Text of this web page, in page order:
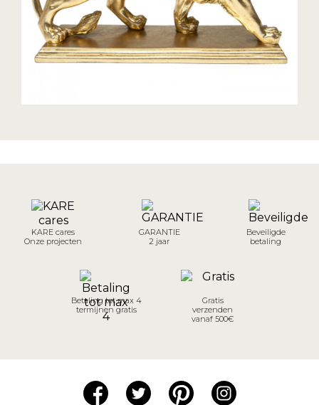
KARE cares
Onze projecten
GARANTIE
2 jaar
Beveiligde
betaling
Betaling tot max 4
termijnen gratis
Gratis
verzenden
vanaf 500€